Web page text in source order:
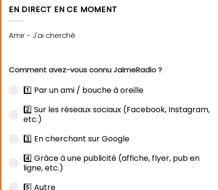
EN DIRECT EN CE MOMENT
Comment avez-vous connu JaimeRadio ?
1️⃣ Par un ami / bouche à oreille
2️⃣ Sur les réseaux sociaux (Facebook, Instagram,
etc.)
3️⃣ En cherchant sur Google
4️⃣ Grâce à une publicité (affiche, flyer, pub en
ligne, etc.)
5️⃣ Autre